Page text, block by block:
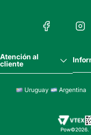
Atención al
cliente
Uruguay Argentina
Pow©2026.